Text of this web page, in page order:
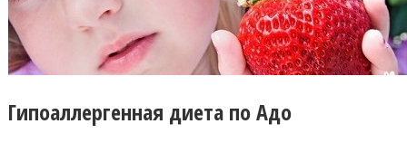
Гипоаллергенная диета по Адо